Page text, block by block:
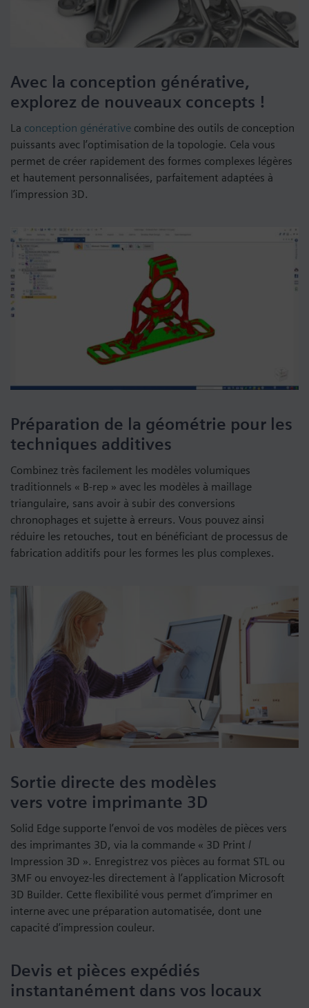
Avec la conception générative,
explorez de nouveaux concepts !
La conception générative combine des outils de conception
puissants avec l’optimisation de la topologie. Cela vous
permet de créer rapidement des formes complexes légères
et hautement personnalisées, parfaitement adaptées à
l’impression 3D.
Préparation de la géométrie pour les
techniques additives
Combinez très facilement les modèles volumiques
traditionnels « B-rep » avec les modèles à maillage
triangulaire, sans avoir à subir des conversions
chronophages et sujette à erreurs. Vous pouvez ainsi
réduire les retouches, tout en bénéficiant de processus de
fabrication additifs pour les formes les plus complexes.
Sortie directe des modèles
vers votre imprimante 3D
Solid Edge supporte l’envoi de vos modèles de pièces vers
des imprimantes 3D, via la commande « 3D Print /
Impression 3D ». Enregistrez vos pièces au format STL ou
3MF ou envoyez-les directement à l’application Microsoft
3D Builder. Cette flexibilité vous permet d’imprimer en
interne avec une préparation automatisée, dont une
capacité d’impression couleur.
Devis et pièces expédiés
instantanément dans vos locaux